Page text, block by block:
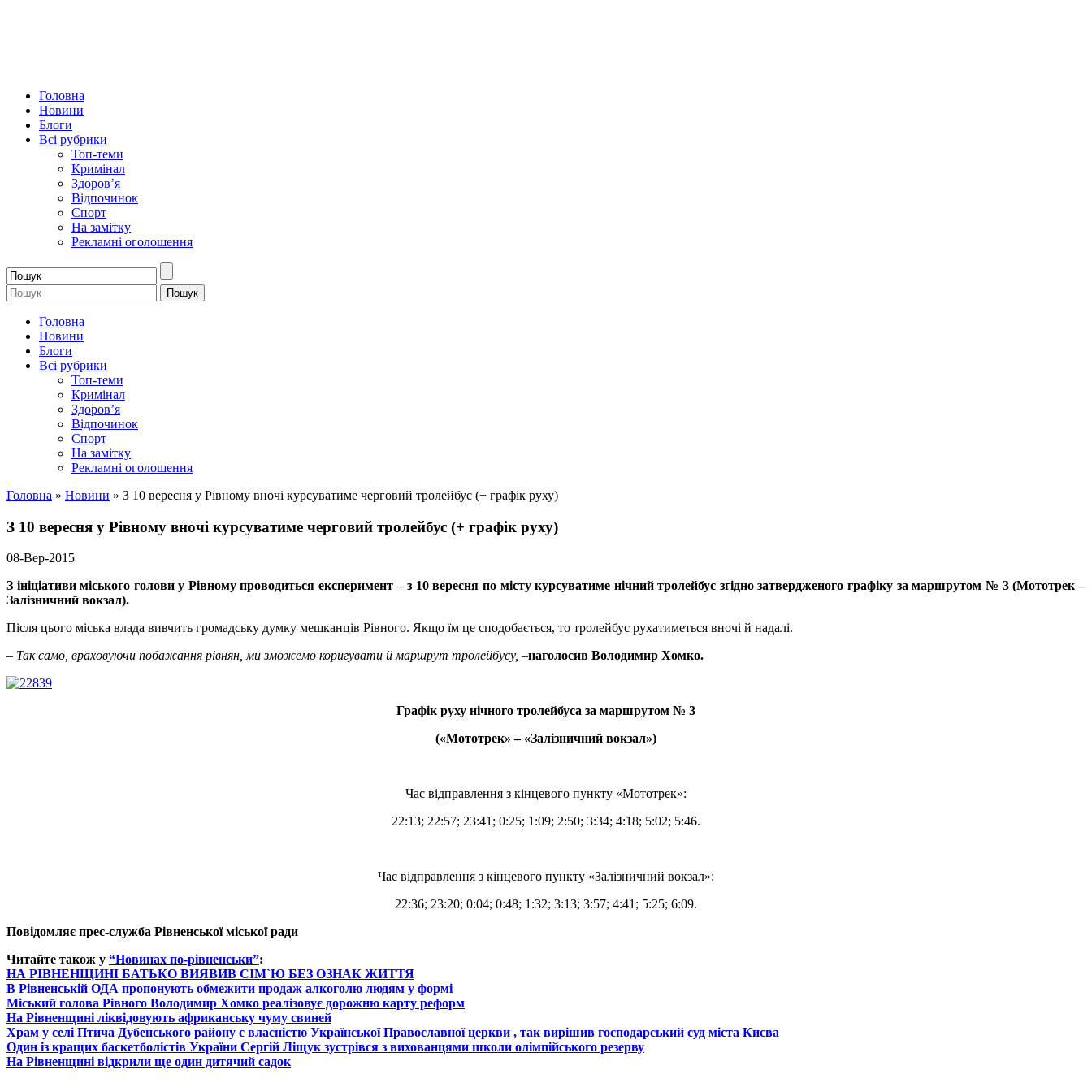
Головна
Новини
Блоги
Всі рубрики
Топ-теми
Кримінал
Здоров’я
Відпочинок
Спорт
На замітку
Рекламні оголошення
Головна
Новини
Блоги
Всі рубрики
Топ-теми
Кримінал
Здоров’я
Відпочинок
Спорт
На замітку
Рекламні оголошення
Головна » Новини » З 10 вересня у Рівному вночі курсуватиме черговий тролейбус (+ графік руху)
З 10 вересня у Рівному вночі курсуватиме черговий тролейбус (+ графік руху)
08-Вер-2015
З ініціативи міського голови у Рівному проводиться експеримент – з 10 вересня по місту курсуватиме нічний тролейбус згідно затвердженого графіку за маршрутом № 3 (Мототрек –
Залізничний вокзал).
Після цього міська влада вивчить громадську думку мешканців Рівного. Якщо їм це сподобається, то тролейбус рухатиметься вночі й надалі.
– Так само, враховуючи побажання рівнян, ми зможемо коригувати й маршрут тролейбусу, –наголосив Володимир Хомко.
Графік руху нічного тролейбуса за маршрутом № 3
(«Мототрек» – «Залізничний вокзал»)
Час відправлення з кінцевого пункту «Мототрек»:
22:13; 22:57; 23:41; 0:25; 1:09; 2:50; 3:34; 4:18; 5:02; 5:46.
Час відправлення з кінцевого пункту «Залізничний вокзал»:
22:36; 23:20; 0:04; 0:48; 1:32; 3:13; 3:57; 4:41; 5:25; 6:09.
Повідомляє прес-служба Рівненської міської ради
Читайте також у “Новинах по-рівненськи”:
НА РІВНЕНЩИНІ БАТЬКО ВИЯВИВ СІМ`Ю БЕЗ ОЗНАК ЖИТТЯ
В Рівненській ОДА пропонують обмежити продаж алкоголю людям у формі
Міський голова Рівного Володимир Хомко реалізовує дорожню карту реформ
На Рівненщині ліквідовують африканську чуму свиней
Храм у селі Птича Дубенського району є власністю Української Православної церкви , так вирішив господарський суд міста Києва
Один із кращих баскетболістів України Сергій Ліщук зустрівся з вихованцями школи олімпійського резерву
На Рівненщині відкрили ще один дитячий садок